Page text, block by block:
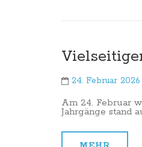
24. Februar 2026
Am 24. Februar
Jahrgänge stand